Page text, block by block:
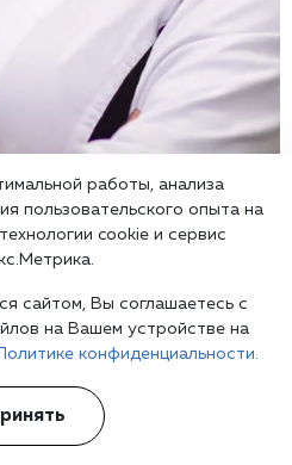
работы, анализа
пользовательского опыта на
cookie и сервис
сайтом, Вы соглашаетесь с
на Вашем устройстве на
Политике конфиденциальности.